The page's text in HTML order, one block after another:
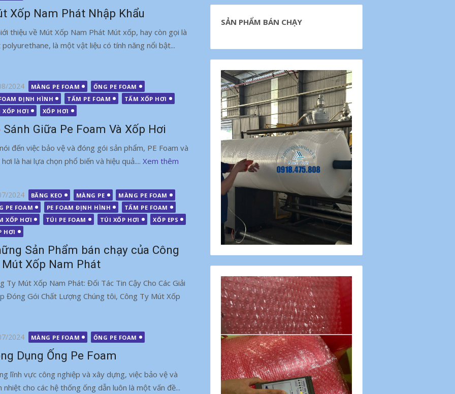
Xốp Nam Phát Nhập Khẩu
thiệu về Mút Xốp Nam Phát Mút xốp, hay còn gọi là
là một vật liệu có tính năng nổi bật...
2024 MÀNG PE FOAM
ỐNG PE FOAM
ĐỊNH HÌNH
TẤM PE FOAM
TẤM XỐP HƠI
XỐP HƠI
XỐP HƠI
Sánh Giữa Pe Foam Và Xốp Hơi
đến việc bảo vệ và đóng gói sản phẩm, PE Foam và
là hai lựa chọn phổ biến và hiệu quả.... Xem thêm
2024 BĂNG KEO MÀNG PE
MÀNG PE FOAM
PE FOAM
PE FOAM ĐỊNH HÌNH
TẤM PE FOAM
XỐP HƠI
TÚI PE FOAM TÚI XỐP HƠI
XỐP EPS
HƠI
Sản Phẩm bán chạy của Công
Mút Xốp Nam Phát
Ty Mút Xốp Nam Phát: Đối Tác Tin Cậy Cho Các Giải
Đóng Gói Chất Lượng Chúng tôi, Công Ty Mút Xốp
2024 MÀNG PE FOAM ỐNG PE FOAM
Dụng Ống Pe Foam
lĩnh vực công nghiệp và xây dựng, việc bảo vệ và
nhiệt cho các hệ thống ống dẫn luôn là một vấn đề...
SẢN PHẨM BÁN CHẠY